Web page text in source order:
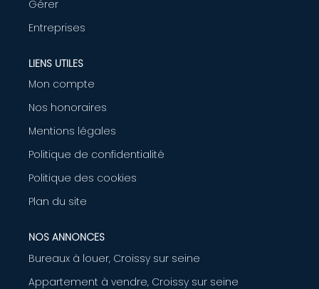
Gérer
Entreprises
LIENS UTILES
Mon compte
Nos honoraires
Mentions légales
Politique de confidentialité
Politique des cookies
Plan du site
NOS ANNONCES
Bureaux à louer, Croissy sur seine
Appartement à vendre, Croissy sur seine